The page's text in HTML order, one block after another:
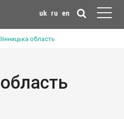
uk ru en
область